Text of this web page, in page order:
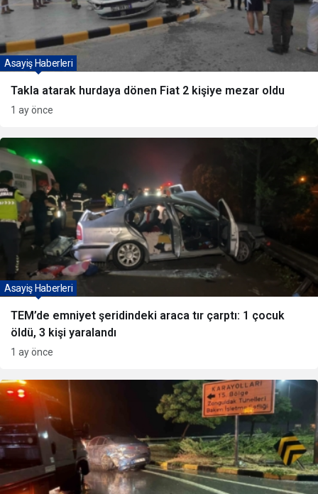
Takla atarak hurdaya dönen Fiat 2 kişiye mezar oldu
Asayiş Haberleri
1 ay önce
TEM’de emniyet şeridindeki araca tır çarptı: 1 çocuk
öldü, 3 kişi yaralandı
Asayiş Haberleri
1 ay önce